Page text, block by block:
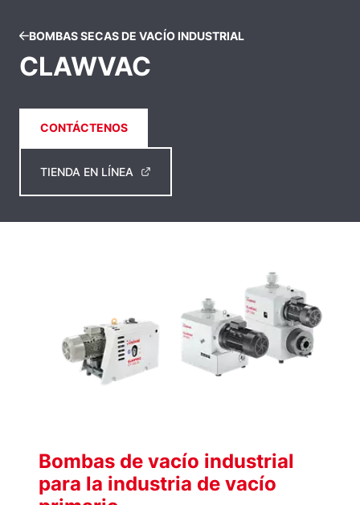
BOMBAS SECAS DE VACÍO INDUSTRIAL
CLAWVAC
CONTÁCTENOS
TIENDA EN LÍNEA
Bombas de vacío industrial
para la industria de vacío